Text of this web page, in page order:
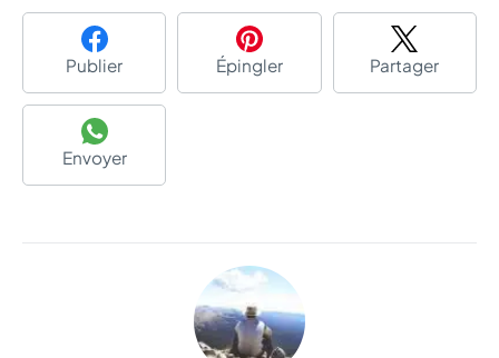
Publier Épingler Partager
Envoyer